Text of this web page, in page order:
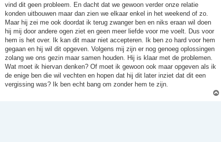
vind dit geen probleem. En dacht dat we gewoon verder onze relatie
konden uitbouwen maar dan zien we elkaar enkel in het weekend of zo.
Maar hij zei me ook doordat ik terug zwanger ben en niks eraan wil doen
hij mij door andere ogen ziet en geen meer liefde voor me voelt. Dus voor
hem is het over. Ik kan dit maar niet accepteren. Ik ben zo hard voor hem
gegaan en hij wil dit opgeven. Volgens mij zijn er nog genoeg oplossingen
zolang we ons gezin maar samen houden. Hij is klaar met de problemen.
Wat moet ik hiervan denken? Of moet ik gewoon ook maar opgeven als ik
de enige ben die wil vechten en hopen dat hij dit later inziet dat dit een
vergissing was? Ik ben echt bang om zonder hem te zijn.